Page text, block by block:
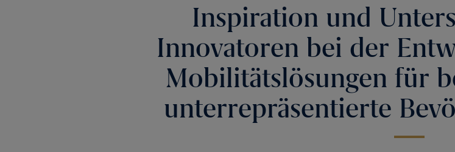
Inspiration und
Innovatoren bei der
Mobilitätslösungen für
unterrepräsentierte